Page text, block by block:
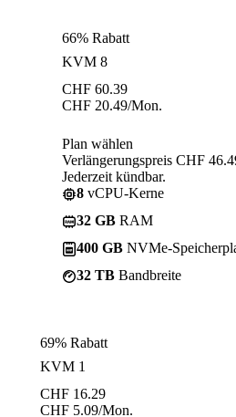
66% Rabatt
KVM 8
CHF 60.39
CHF 20.49/Mon.
Plan wählen
Verlängerungspreis CHF
Jederzeit kündbar.
8 vCPU-Kerne
32 GB RAM
400 GB NVMe-
32 TB Bandbreite
69% Rabatt
KVM 1
CHF 16.29
CHF 5.09/Mon.